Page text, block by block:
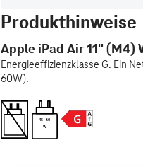
Produkthinweise
Apple iPad Air 11" (M4)
Energieeffizienzklasse G. Ein
60W).
15 - 60
W